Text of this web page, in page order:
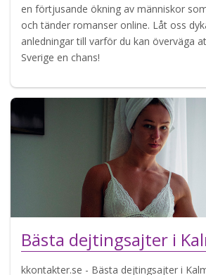
en förtjusande ökning av människor
och tänder romanser online. Låt oss
anledningar till varför du kan överväga
Sverige en chans!
Bästa dejtingsajter i
kkontakter.se - Bästa dejtingsajter i